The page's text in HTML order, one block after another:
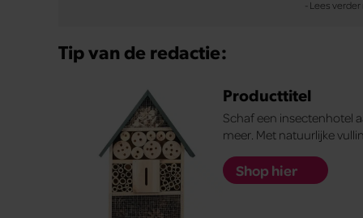
Tip van de redactie:
Producttitel
Schaf een insectenhotel
meer. Met natuurlijke
Shop hier